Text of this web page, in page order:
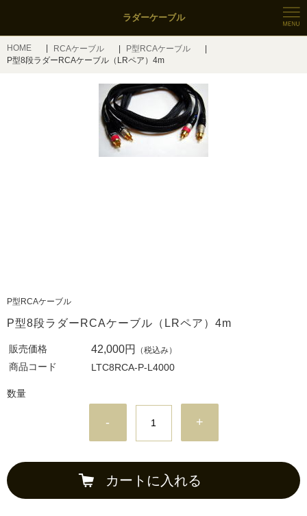
ラダーケーブル
HOME RCAケーブル
P型RCAケーブル
P型8段ラダーRCAケーブル（LRペア）4m
P型RCAケーブル
P型8段ラダーRCAケーブル（LRペア）4m
販売価格 42,000円 （税込み）
商品コード LTC8RCA-P-L4000
数量
- +
カートに入れる